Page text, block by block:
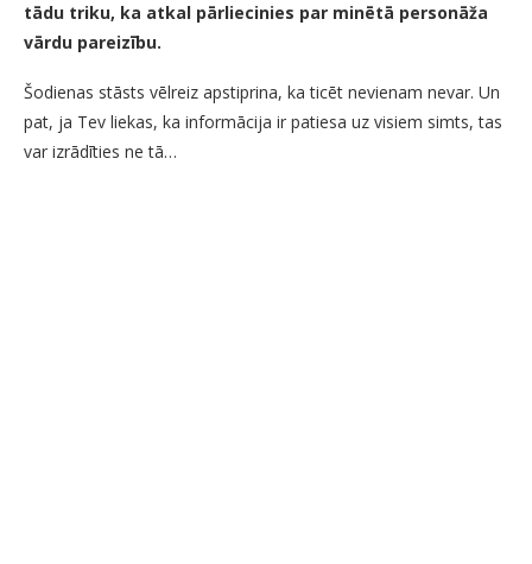
tādu triku, ka atkal pārliecinies par minētā personāža
vārdu pareizību.
Šodienas stāsts vēlreiz apstiprina, ka ticēt nevienam nevar. Un
pat, ja Tev liekas, ka informācija ir patiesa uz visiem simts, tas
var izrādīties ne tā…